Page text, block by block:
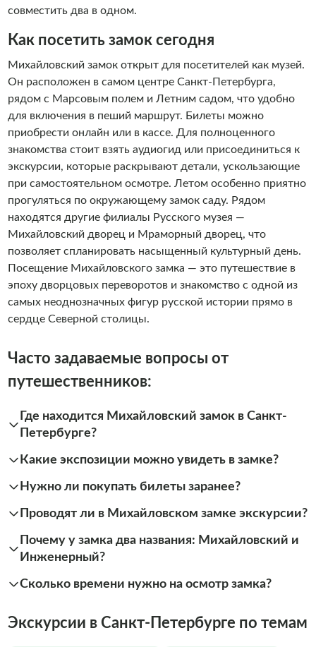
совместить два в одном.
Как посетить замок сегодня
Михайловский замок открыт для посетителей как музей.
Он расположен в самом центре Санкт-Петербурга,
рядом с Марсовым полем и Летним садом, что удобно
для включения в пеший маршрут. Билеты можно
приобрести онлайн или в кассе. Для полноценного
знакомства стоит взять аудиогид или присоединиться к
экскурсии, которые раскрывают детали, ускользающие
при самостоятельном осмотре. Летом особенно приятно
прогуляться по окружающему замок саду. Рядом
находятся другие филиалы Русского музея —
Михайловский дворец и Мраморный дворец, что
позволяет спланировать насыщенный культурный день.
Посещение Михайловского замка — это путешествие в
эпоху дворцовых переворотов и знакомство с одной из
самых неоднозначных фигур русской истории прямо в
сердце Северной столицы.
Часто задаваемые вопросы от
путешественников:
Где находится Михайловский замок в Санкт-
Петербурге?
Какие экспозиции можно увидеть в замке?
Нужно ли покупать билеты заранее?
Проводят ли в Михайловском замке экскурсии?
Почему у замка два названия: Михайловский и
Инженерный?
Сколько времени нужно на осмотр замка?
Экскурсии в Санкт-Петербурге по темам